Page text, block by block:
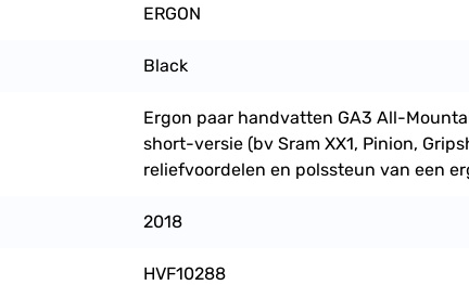
ERGON
Black
Ergon paar handvatten GA3 All-
short-versie (bv Sram XX1, Pinion,
reliefvoordelen en polssteun van een
2018
HVF10288